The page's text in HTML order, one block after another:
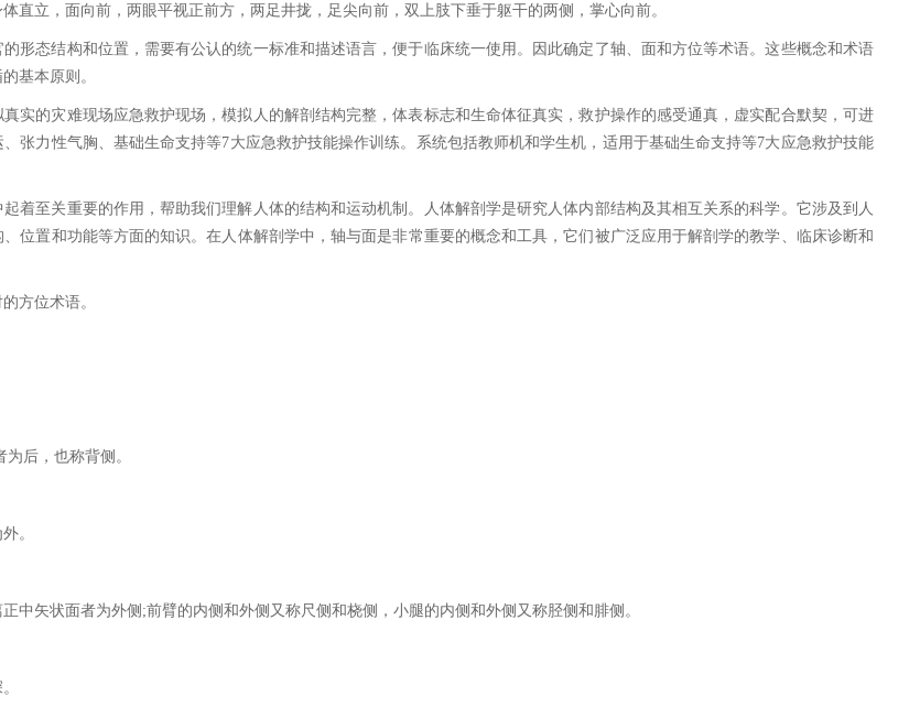
直立，面向前，两眼平视正前方，两足井拢，足尖向前，双上肢下垂于躯干的两侧，掌心向前。
形态结构和位置，需要有公认的统一标准和描述语言，便于临床统一使用。因此确定了轴、面和方位等术语。这些概念和术语
基本原则。
实的灾难现场应急救护现场，模拟人的解剖结构完整，体表标志和生命体征真实，救护操作的感受通真，虚实配合默契，可进
张力性气胸、基础生命支持等7大应急救护技能操作训练。系统包括教师机和学生机，适用于基础生命支持等7大应急救护技能
着至关重要的作用，帮助我们理解人体的结构和运动机制。人体解剖学是研究人体内部结构及其相互关系的科学。它涉及到人
位置和功能等方面的知识。在人体解剖学中，轴与面是非常重要的概念和工具，它们被广泛应用于解剖学的教学、临床诊断和
方位术语。
后，也称背侧。
。
中矢状面者为外侧;前臂的内侧和外侧又称尺侧和桡侧，小腿的内侧和外侧又称胫侧和腓侧。